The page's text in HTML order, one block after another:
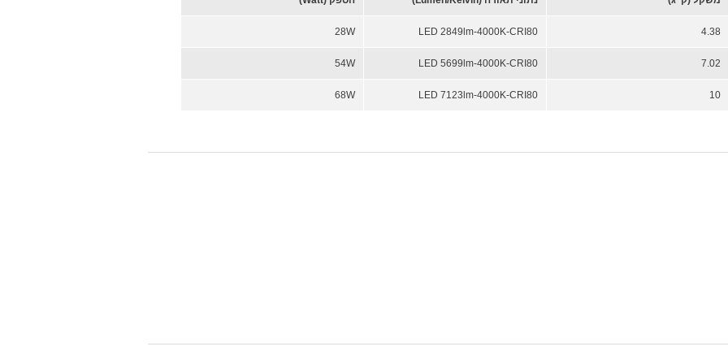
4.38
LED 2849lm-4000K-CRI80
28W
7.02
LED 5699lm-4000K-CRI80
54W
10
LED 7123lm-4000K-CRI80
68W